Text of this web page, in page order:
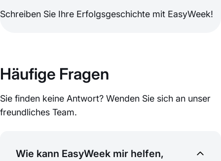
Schreiben Sie Ihre Erfolgsgeschichte mit EasyWeek!
Häufige Fragen
Sie finden keine Antwort? Wenden Sie sich an unser
freundliches Team.
Wie kann EasyWeek mir helfen,